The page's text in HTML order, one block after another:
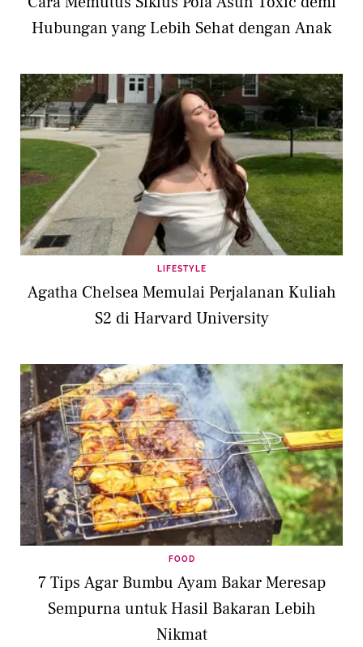
Hubungan yang Lebih Sehat dengan Anak
LIFESTYLE
Agatha Chelsea Memulai Perjalanan Kuliah
S2 di Harvard University
FOOD
7 Tips Agar Bumbu Ayam Bakar Meresap
Sempurna untuk Hasil Bakaran Lebih
Nikmat